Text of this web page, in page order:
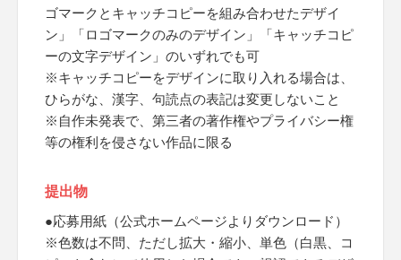
ゴマークとキャッチコピーを組み合わせたデザイ
ン」「ロゴマークのみのデザイン」「キャッチコピ
ーの文字デザイン」のいずれでも可
※キャッチコピーをデザインに取り入れる場合は、
ひらがな、漢字、句読点の表記は変更しないこと
※自作未発表で、第三者の著作権やプライバシー権
等の権利を侵さない作品に限る
提出物
●応募用紙（公式ホームページよりダウンロード）
※色数は不問、ただし拡大・縮小、単色（白黒、コ